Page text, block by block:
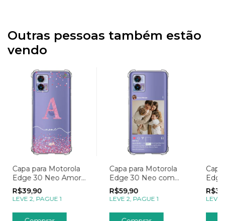
Outras pessoas também estão
vendo
Capa para Motorola
Edge 30 Neo Amor
Chuva de Corações
com Inicial
Transparente
R$39,90
LEVE 2, PAGUE 1
Capa para Motorola
Edge 30 Neo com
Foto Momentos Post
no Instagram
R$59,90
LEVE 2, PAGUE 1 LEVE